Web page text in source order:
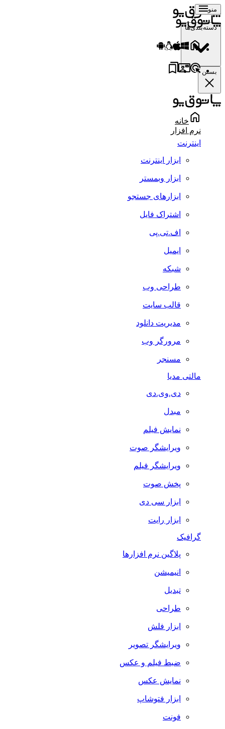
منو
دسته‌بندی‌ها
بستن
خانه
نرم افزار
اینترنت
ابزار اینترنت
ابزار وبمستر
ابزارهای جستجو
اشتراک فایل
اف.تی.پی
ایمیل
شبکه
طراحی وب
قالب سایت
مدیریت دانلود
مرورگر وب
مسنجر
مالتی مدیا
دی.وی.دی
مبدل
نمایش فیلم
ویرایشگر صوت
ویرایشگر فیلم
پخش صوت
ابزار سی دی
ابزار رایت
گرافیک
پلاگین نرم افزارها
انیمیشن
تبدیل
طراحی
ابزار فلش
ویرایشگر تصویر
ضبط فيلم و عكس
نمایش عکس
ابزار فتوشاپ
فونت